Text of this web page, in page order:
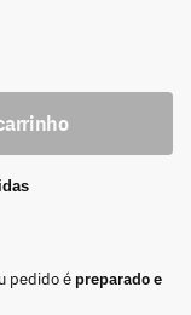
pedido é preparado e